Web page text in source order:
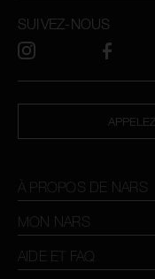
À PROPOS DE NARS
MON NARS
AIDE ET FAQ
SUIVEZ-NOUS